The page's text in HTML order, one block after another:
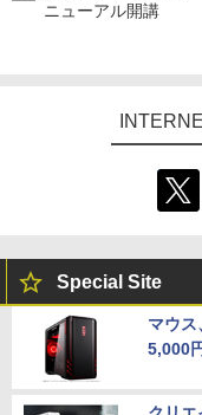
ニューアル開講
Special Site
マウ
5,000